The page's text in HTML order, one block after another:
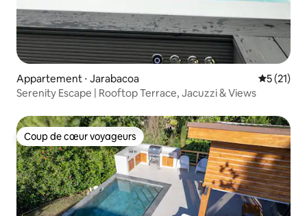
Appartement ⋅ Jarabacoa
5 (21)
Serenity Escape | Rooftop Terrace, Jacuzzi & Views
Coup de cœur voyageurs
Coup de cœur voyageurs